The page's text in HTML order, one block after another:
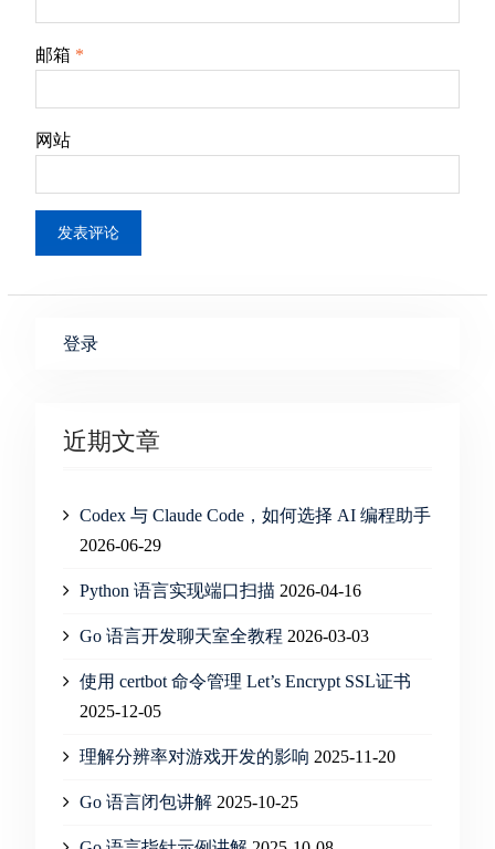
邮箱 *
网站
登录
近期文章
Codex 与 Claude Code，如何选择 AI 编程助手
2026-06-29
Python 语言实现端口扫描 2026-04-16
Go 语言开发聊天室全教程 2026-03-03
使用 certbot 命令管理 Let’s Encrypt SSL证书
2025-12-05
理解分辨率对游戏开发的影响 2025-11-20
Go 语言闭包讲解 2025-10-25